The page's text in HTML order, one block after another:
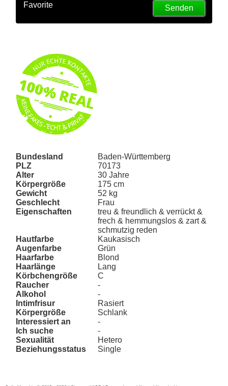
Favorite Senden
Bundesland
Baden-Württemberg
PLZ
70173
Alter
30 Jahre
Körpergröße
175 cm
Gewicht
52 kg
Geschlecht
Frau
Eigenschaften
treu & freundlich & verrückt &
frech & hemmungslos & zart &
schmutzig reden
Hautfarbe
Kaukasisch
Augenfarbe
Grün
Haarfarbe
Blond
Haarlänge
Lang
Körbchengröße
C
Raucher
-
Alkohol
-
Intimfrisur
Rasiert
Körpergröße
Schlank
Interessiert an
-
Ich suche
-
Sexualität
Hetero
Beziehungsstatus
Single